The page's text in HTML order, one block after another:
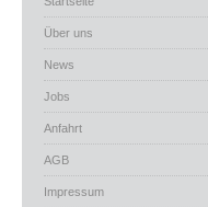
Über uns
News
Jobs
Anfahrt
AGB
Impressum